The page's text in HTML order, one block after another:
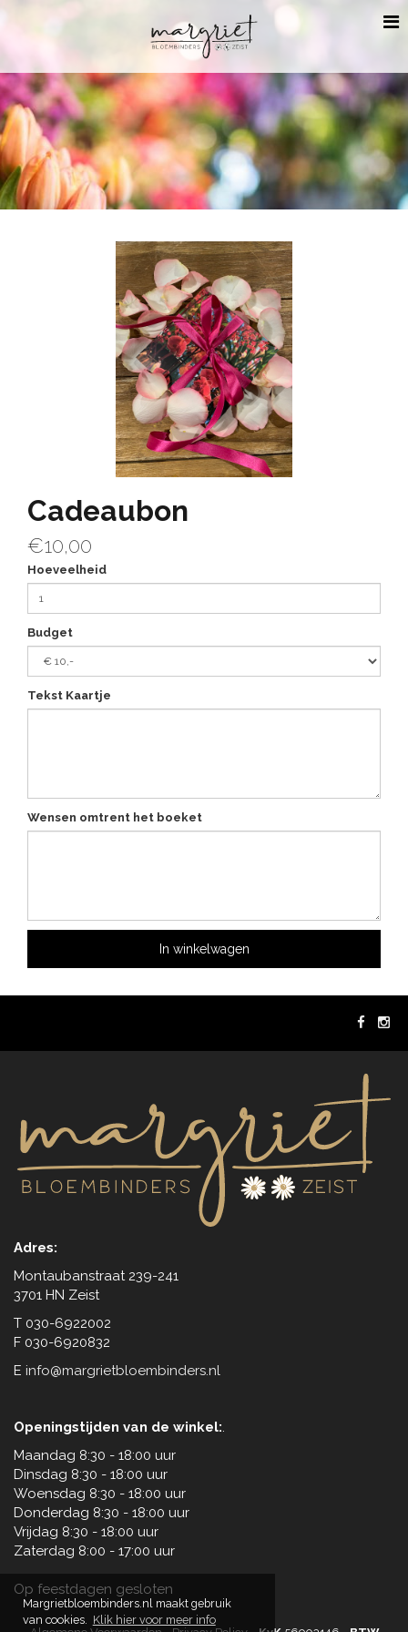
Margrietbloembinders.nl maakt gebruik
van cookies.
Klik hier voor meer info
Cadeaubon
€10,00
Hoeveelheid
Budget
Tekst Kaartje
Wensen omtrent het boeket
In winkelwagen
Adres:
Montaubanstraat 239-241
3701 HN Zeist
T 030-6922002
F 030-6920832
E info@margrietbloembinders.nl
Openingstijden van de winkel:.
Maandag 8:30 - 18:00 uur
Dinsdag 8:30 - 18:00 uur
Woensdag 8:30 - 18:00 uur
Donderdag 8:30 - 18:00 uur
Vrijdag 8:30 - 18:00 uur
Zaterdag 8:00 - 17:00 uur
Op feestdagen gesloten